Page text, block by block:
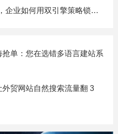
何用双引擎策略锁定客户终身价值
单：您在选错多语言建站系
外贸网站自然搜索流量翻 3